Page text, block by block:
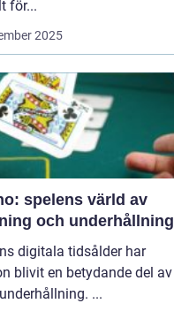
för...
2025
spelens värld av
och underhållning
digitala tidsålder har
blivit en betydande del av
...